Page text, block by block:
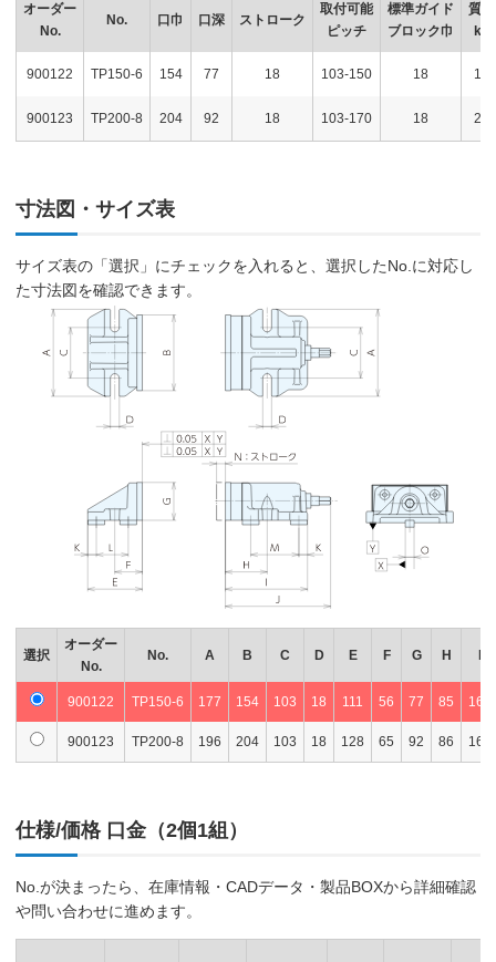
オーダー
No.
No. 口巾 口深 ストローク
取付可能
ピッチ
標準ガイド
ブロック巾
質量
kg
900122 TP150-6 154 77 18 103-150 18 13
900123 TP200-8 204 92 18 103-170 18 20
寸法図・サイズ表
サイズ表の「選択」にチェックを入れると、選択したNo.に対応し
た寸法図を確認できます。
選択
オーダー
No.
No. A B C D E F G H
900122 TP150-6 177 154 103 18 111 56 77 85 167
900123 TP200-8 196 204 103 18 128 65 92 86 168
仕様/価格 口金（2個1組）
No.が決まったら、在庫情報・CADデータ・製品BOXから詳細確認
や問い合わせに進めます。